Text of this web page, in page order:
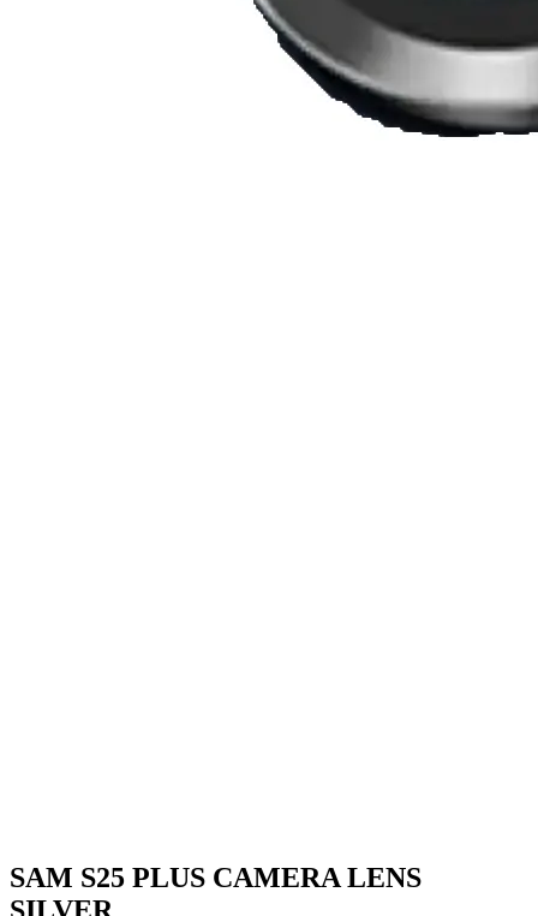
SAM S25 PLUS CAMERA LENS